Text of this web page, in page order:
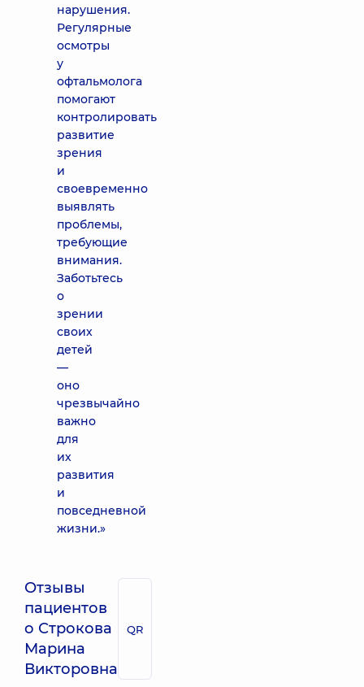
нарушения.
Регулярные
осмотры
у
офтальмолога
помогают
контролировать
развитие
зрения
и
своевременно
выявлять
проблемы,
требующие
внимания.
Заботьтесь
о
зрении
своих
детей
—
оно
чрезвычайно
важно
для
их
развития
и
повседневной
жизни.»
Отзывы
пациентов
о Строкова
Марина
Викторовна
QR